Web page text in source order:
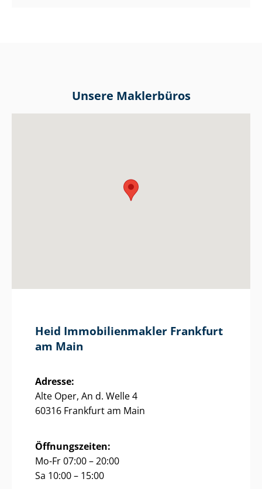
Unsere Maklerbüros
Heid Im­mo­bi­li­en­mak­ler Frankfurt
am Main
Adresse:
Alte Oper, An d. Welle 4
60316 Frankfurt am Main
Öffnungszeiten:
Mo-Fr 07:00 – 20:00
Sa 10:00 – 15:00